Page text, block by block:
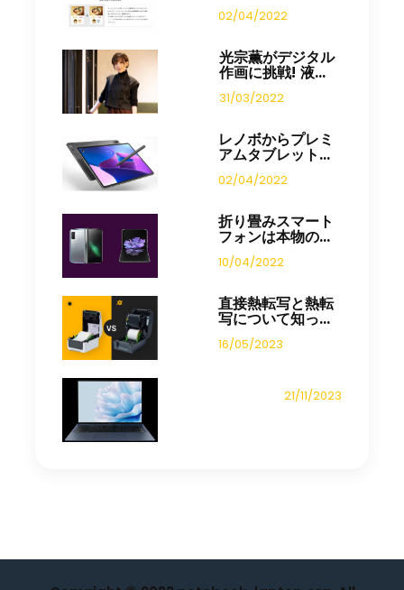
02/04/2022
光宗薫がデジタル
作画に挑戦! 液...
31/03/2022
レノボからプレミ
アムタブレット...
02/04/2022
折り畳みスマート
フォンは本物の...
10/04/2022
直接熱転写と熱転
写について知っ...
16/05/2023
21/11/2023